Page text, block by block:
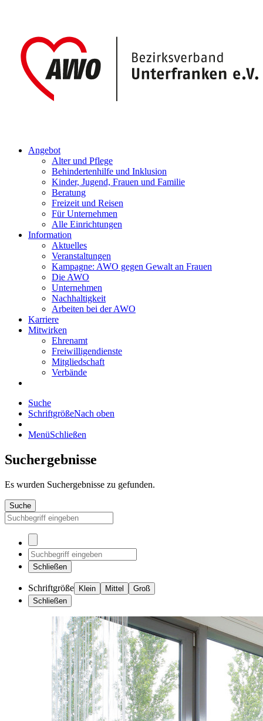
Angebot
Alter und Pflege
Behindertenhilfe und Inklusion
Kinder, Jugend, Frauen und Familie
Beratung
Freizeit und Reisen
Für Unternehmen
Alle Einrichtungen
Information
Aktuelles
Veranstaltungen
Kampagne: AWO gegen Gewalt an Frauen
Die AWO
Unternehmen
Nachhaltigkeit
Arbeiten bei der AWO
Karriere
Mitwirken
Ehrenamt
Freiwilligendienste
Mitgliedschaft
Verbände
Suche
SchriftgrößeNach oben
MenüSchließen
Suchergebnisse
Es wurden Suchergebnisse zu gefunden.
Suche
Schließen
Schriftgröße Klein Mittel
Groß
Schließen